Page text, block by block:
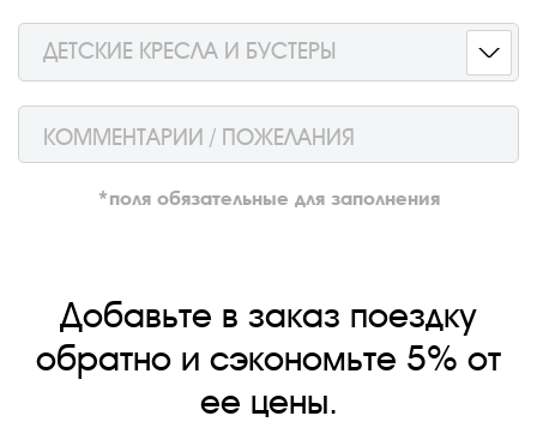
ДЕТСКИЕ КРЕСЛА И БУСТЕРЫ
*поля обязательные для заполнения
Добавьте в заказ поездку
обратно и сэкономьте 5% от
ее цены.